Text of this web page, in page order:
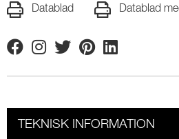
Datablad Datablad
FacebookInstagram
TwitterPinterestLinkedin
TEKNISK INFORMATION